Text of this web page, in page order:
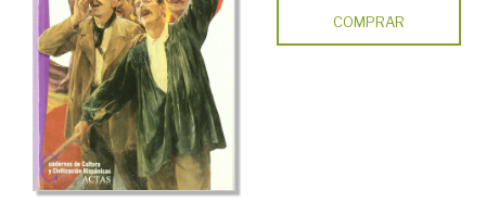
COMPRAR